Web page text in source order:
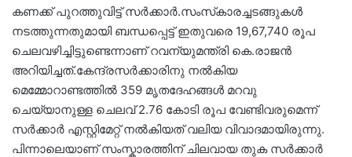
കണക്ക് പുറത്തുവിട്ട് സർക്കാർ.സംസ്‌കാരച്ചടങ്ങുകള്‍
നടത്തുന്നതുമായി ബന്ധപ്പെട്ട് ഇതുവരെ 19,67,740 രൂപ
ചെലവഴിച്ചിട്ടുണ്ടെന്നാണ് റവന്യുമന്ത്രി കെ.രാജന്‍
അറിയിച്ചത്.കേന്ദ്രസര്‍ക്കാരിനു നല്‍കിയ
മെമ്മോറാണ്ടത്തില്‍ 359 മൃതദേഹങ്ങള്‍ മറവു
ചെയ്യാനുള്ള ചെലവ് 2.76 കോടി രൂപ വേണ്ടിവരുമെന്ന്
സർക്കാർ എസ്റ്റിമേറ്റ് നല്‍കിയത് വലിയ വിവാദമായിരുന്നു.
പിന്നാലെയാണ് സംസ്കാരത്തിന് ചിലവായ തുക സർക്കാർ